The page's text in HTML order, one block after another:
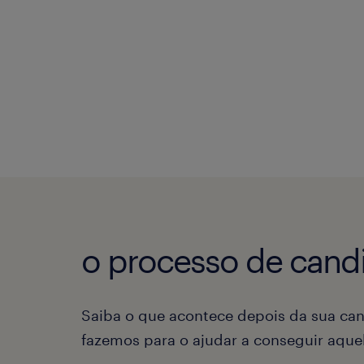
o processo de
Saiba o que acontece depois da sua
fazemos para o ajudar a conseguir